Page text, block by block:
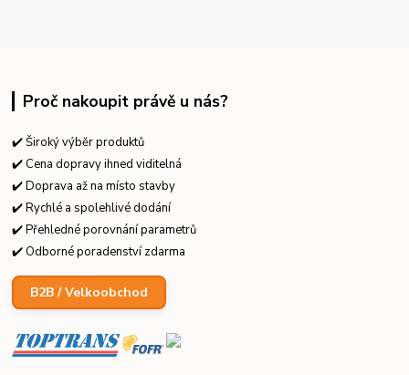
Proč nakoupit právě u nás?
✔️ Široký výběr produktů
✔️ Cena dopravy ihned viditelná
✔️ Doprava až na místo stavby
✔️ Rychlé a spolehlivé dodání
✔️ Přehledné porovnání parametrů
✔️ Odborné poradenství zdarma
B2B / Velkoobchod